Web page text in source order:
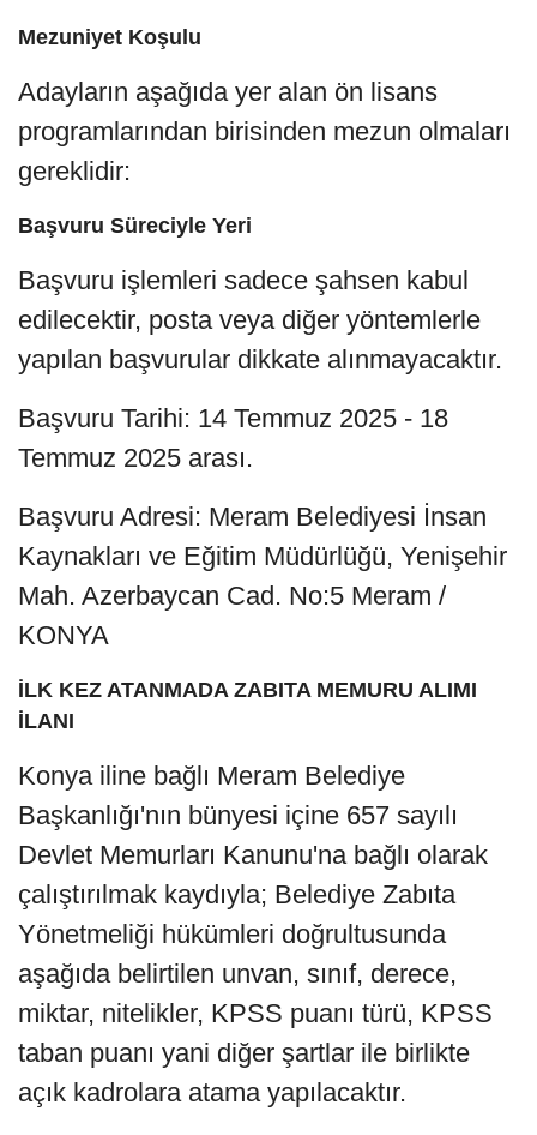
Mezuniyet Koşulu
Adayların aşağıda yer alan ön lisans
programlarından birisinden mezun olmaları
gereklidir:
Başvuru Süreciyle Yeri
Başvuru işlemleri sadece şahsen kabul
edilecektir, posta veya diğer yöntemlerle
yapılan başvurular dikkate alınmayacaktır.
Başvuru Tarihi: 14 Temmuz 2025 - 18
Temmuz 2025 arası.
Başvuru Adresi: Meram Belediyesi İnsan
Kaynakları ve Eğitim Müdürlüğü, Yenişehir
Mah. Azerbaycan Cad. No:5 Meram /
KONYA
İLK KEZ ATANMADA ZABITA MEMURU ALIMI
İLANI
Konya iline bağlı Meram Belediye
Başkanlığı'nın bünyesi içine 657 sayılı
Devlet Memurları Kanunu'na bağlı olarak
çalıştırılmak kaydıyla; Belediye Zabıta
Yönetmeliği hükümleri doğrultusunda
aşağıda belirtilen unvan, sınıf, derece,
miktar, nitelikler, KPSS puanı türü, KPSS
taban puanı yani diğer şartlar ile birlikte
açık kadrolara atama yapılacaktır.